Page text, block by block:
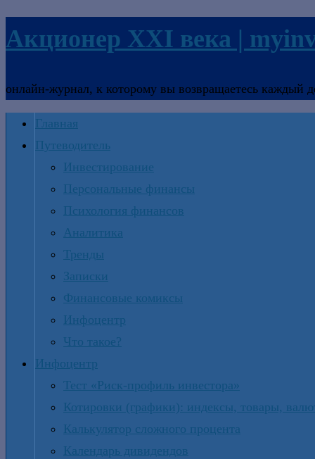
Акционер XXI века |
онлайн-журнал, к которому вы возвращаетесь каждый
Главная
Путеводитель
Инвестирование
Персональные финансы
Психология финансов
Аналитика
Тренды
Записки
Финансовые комиксы
Инфоцентр
Что такое?
Инфоцентр
Тест «Риск-профиль инвестора»
Котировки (графики): индексы, товары,
Калькулятор сложного процента
Календарь дивидендов